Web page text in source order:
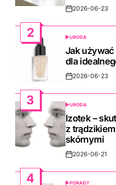
Post2026-06-23
2
POSTED
IN
URODA
Jak używać
dla
Post2026-06-23
3
POSTED
IN
URODA
Izotek –
z
skórnymi
Post2026-06-21
4 PORADY